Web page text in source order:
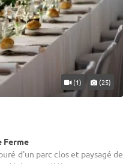
(1) (25)
Ferme
d'un parc clos et paysagé de